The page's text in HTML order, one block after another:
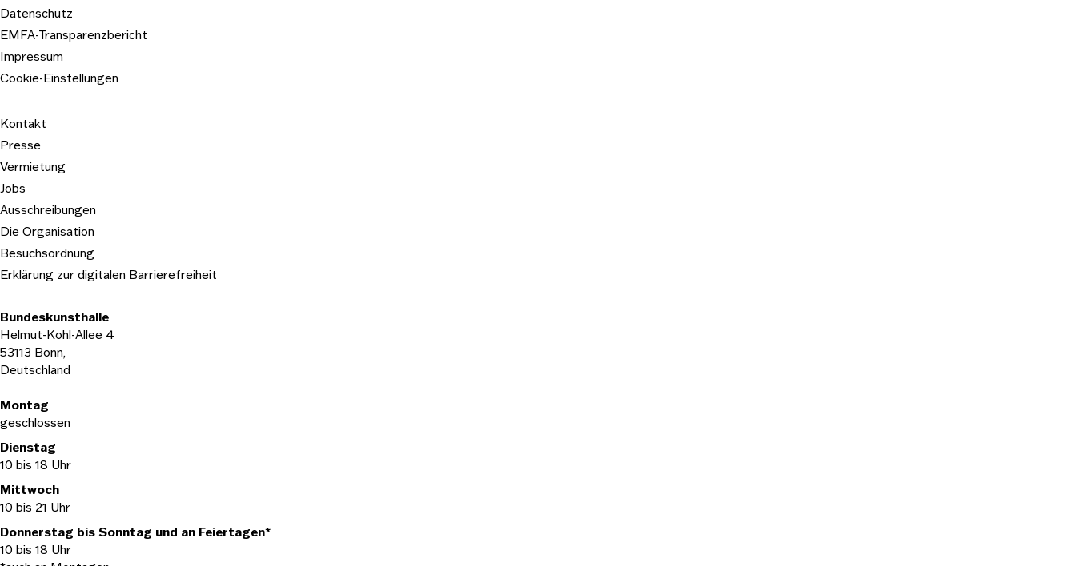
Datenschutz
EMFA-Transparenzbericht
Impressum
Cookie-Einstellungen
Kontakt
Presse
Vermietung
Jobs
Ausschreibungen
Die Organisation
Besuchsordnung
Erklärung zur digitalen Barrierefreiheit
Bundeskunsthalle
Helmut-Kohl-Allee 4
53113 Bonn,
Deutschland
Öffnungszeiten
Montag
geschlossen
Dienstag
10 bis 18 Uhr
Mittwoch
10 bis 21 Uhr
Donnerstag bis Sonntag und an Feiertagen*
10 bis 18 Uhr